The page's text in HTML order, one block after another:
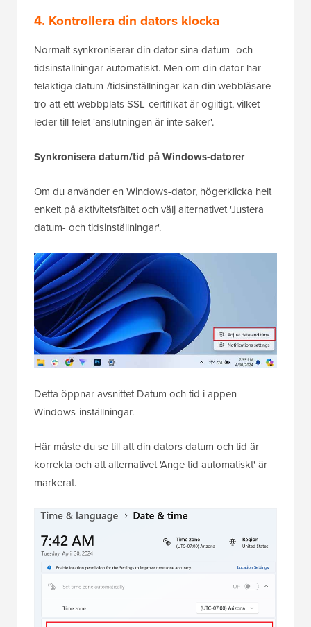
4. Kontrollera din dators klocka
Normalt synkroniserar din dator sina datum- och
tidsinställningar automatiskt. Men om din dator har
felaktiga datum-/tidsinställningar kan din webbläsare
tro att ett webbplats SSL-certifikat är ogiltigt, vilket
leder till felet 'anslutningen är inte säker'.
Synkronisera datum/tid på Windows-datorer
Om du använder en Windows-dator, högerklicka helt
enkelt på aktivitetsfältet och välj alternativet 'Justera
datum- och tidsinställningar'.
Detta öppnar avsnittet Datum och tid i appen
Windows-inställningar.
Här måste du se till att din dators datum och tid är
korrekta och att alternativet 'Ange tid automatiskt' är
markerat.